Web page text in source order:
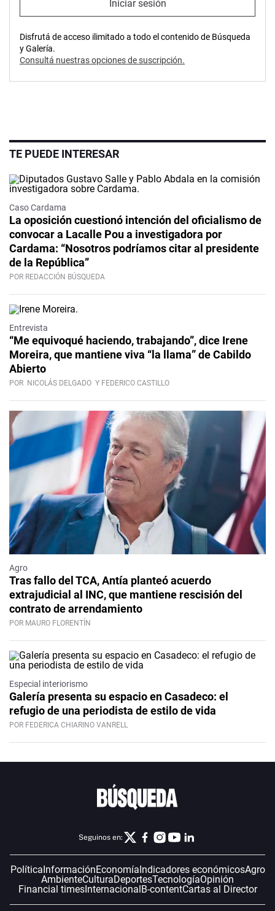
Iniciar sesión
Disfrutá de acceso ilimitado a todo el contenido de Búsqueda
y Galería.
Consultá nuestras opciones de suscripción.
TE PUEDE INTERESAR
Caso Cardama
La oposición cuestionó intención del oficialismo de
convocar a Lacalle Pou a investigadora por
Cardama: “Nosotros podríamos citar al presidente
de la República”
POR REDACCIÓN BÚSQUEDA
Video
Entrevista
“Me equivoqué haciendo, trabajando”, dice Irene
Moreira, que mantiene viva “la llama” de Cabildo
Abierto
POR NICOLÁS DELGADO Y FEDERICO CASTILLO
Agro
Tras fallo del TCA, Antía planteó acuerdo
extrajudicial al INC, que mantiene rescisión del
contrato de arrendamiento
POR MAURO FLORENTÍN
Especial interiorismo
Galería presenta su espacio en Casadeco: el
refugio de una periodista de estilo de vida
POR FEDERICA CHIARINO VANRELL
Seguinos en:
PolíticaInformaciónEconomíaIndicadores económicosAgro
AmbienteCulturaDeportesTecnologíaOpinión
Financial timesInternacionalB-contentCartas al Director